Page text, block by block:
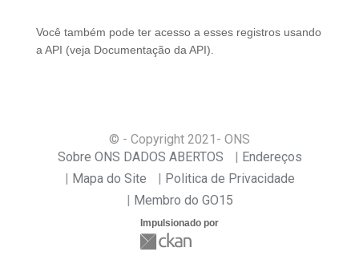
Você também pode ter acesso a esses registros usando
a API (veja Documentação da API ).
© - Copyright 2021 - ONS
Sobre ONS DADOS ABERTOS
Endereços
Mapa do Site
Politica de Privacidade
Membro do GO15
Impulsionado por